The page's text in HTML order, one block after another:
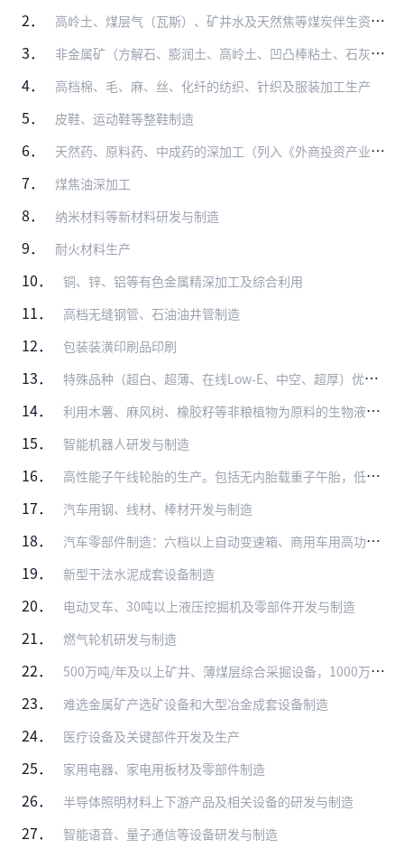
2． 高岭土、煤层气（瓦斯）、矿井水及天然焦等煤炭伴生资源综合利用（勘探、开采除外）
3． 非金属矿（方解石、膨润土、高岭土、凹凸棒粘土、石灰石、石英砂）综合利用（勘查、开采除外）
4． 高档棉、毛、麻、丝、化纤的纺织、针织及服装加工生产
5． 皮鞋、运动鞋等整鞋制造
6． 天然药、原料药、中成药的深加工（列入《外商投资产业指导目录》限制类、禁止类的除外）
7． 煤焦油深加工
8． 纳米材料等新材料研发与制造
9． 耐火材料生产
10． 铜、锌、铝等有色金属精深加工及综合利用
11． 高档无缝钢管、石油油井管制造
12． 包装装潢印刷品印刷
13． 特殊品种（超白、超薄、在线Low-E、中空、超厚）优质浮法玻璃技术开发及深加工
14． 利用木薯、麻风树、橡胶籽等非粮植物为原料的生物液体燃料（燃料乙醇、生物柴油）生产（中方控股）
15． 智能机器人研发与制造
16． 高性能子午线轮胎的生产。包括无内胎载重子午胎，低断面和扁平化（低于55系列）、大轮辋高性能轿车子午胎（15吋以上），航空轮胎及农用子午胎的生产
17． 汽车用钢、线材、棒材开发与制造
18． 汽车零部件制造：六档以上自动变速箱、商用车用高功率密度驱动桥、随动前照灯系统、LED前照灯、轻量化材料应用（高强钢、铝镁合金、复合塑料、粉末冶金、高强度复合纤维…
19． 新型干法水泥成套设备制造
20． 电动叉车、30吨以上液压挖掘机及零部件开发与制造
21． 燃气轮机研发与制造
22． 500万吨/年及以上矿井、薄煤层综合采掘设备，1000万吨级/年及以上大型露天矿关键装备；大型冶金成套设备等重大技术装备用分散型控制系统（DCS）
23． 难选金属矿产选矿设备和大型冶金成套设备制造
24． 医疗设备及关键部件开发及生产
25． 家用电器、家电用板材及零部件制造
26． 半导体照明材料上下游产品及相关设备的研发与制造
27． 智能语音、量子通信等设备研发与制造